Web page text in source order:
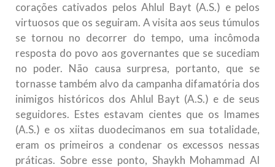
corações cativados pelos Ahlul Bayt (A.S.) e pelos
virtuosos que os seguiram. A visita aos seus túmulos
se tornou no decorrer do tempo, uma incômoda
resposta do povo aos governantes que se sucediam
no poder. Não causa surpresa, portanto, que se
tornasse também alvo da campanha difamatória dos
inimigos históricos dos Ahlul Bayt (A.S.) e de seus
seguidores. Estes estavam cientes que os Imames
(A.S.) e os xiitas duodecimanos em sua totalidade,
eram os primeiros a condenar os excessos nessas
práticas. Sobre esse ponto, Shaykh Mohammad Al